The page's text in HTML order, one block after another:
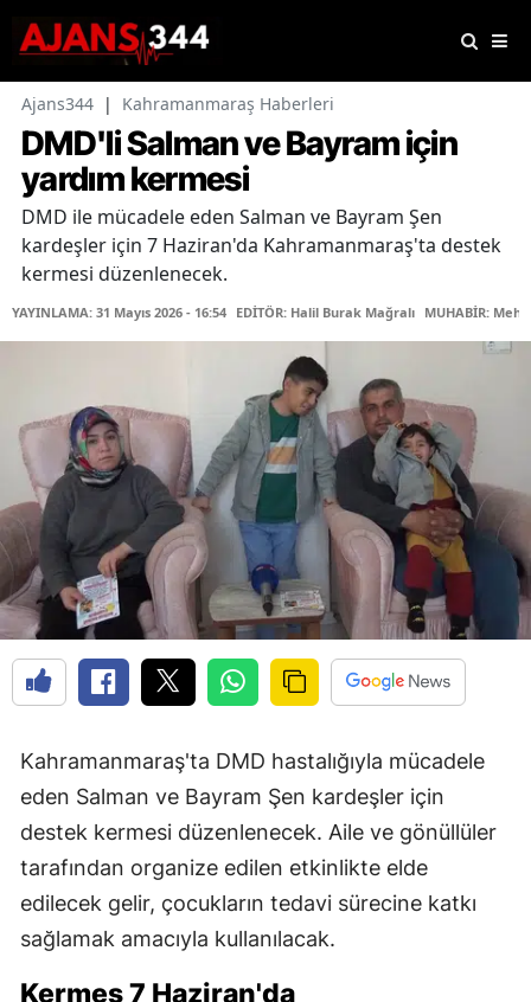
Ajans344 | Kahramanmaraş Haberleri
DMD'li Salman ve Bayram için
yardım kermesi
DMD ile mücadele eden Salman ve Bayram Şen
kardeşler için 7 Haziran'da Kahramanmaraş'ta destek
kermesi düzenlenecek.
YAYINLAMA: 31 Mayıs 2026 - 16:54 EDİTÖR: Halil Burak Mağralı MUHABİR:
Kahramanmaraş'ta DMD hastalığıyla mücadele
eden Salman ve Bayram Şen kardeşler için
destek kermesi düzenlenecek. Aile ve gönüllüler
tarafından organize edilen etkinlikte elde
edilecek gelir, çocukların tedavi sürecine katkı
sağlamak amacıyla kullanılacak.
Kermes 7 Haziran'da